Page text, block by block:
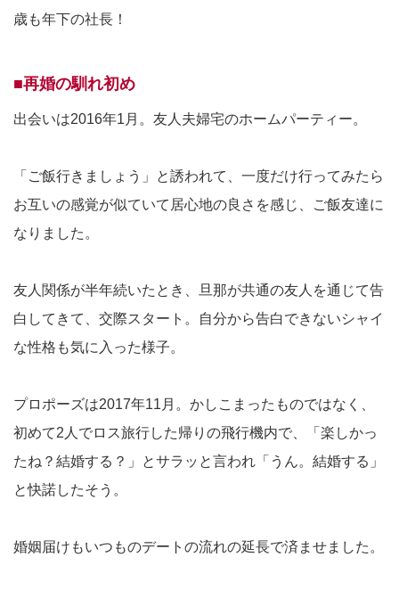
歳も年下の社長！
■再婚の馴れ初め
出会いは2016年1月。友人夫婦宅のホームパーティー。
「ご飯行きましょう」と誘われて、一度だけ行ってみたら
お互いの感覚が似ていて居心地の良さを感じ、ご飯友達に
なりました。
友人関係が半年続いたとき、旦那が共通の友人を通じて告
白してきて、交際スタート。自分から告白できないシャイ
な性格も気に入った様子。
プロポーズは2017年11月。かしこまったものではなく、
初めて2人でロス旅行した帰りの飛行機内で、「楽しかっ
たね？結婚する？」とサラッと言われ「うん。結婚する」
と快諾したそう。
婚姻届けもいつものデートの流れの延長で済ませました。